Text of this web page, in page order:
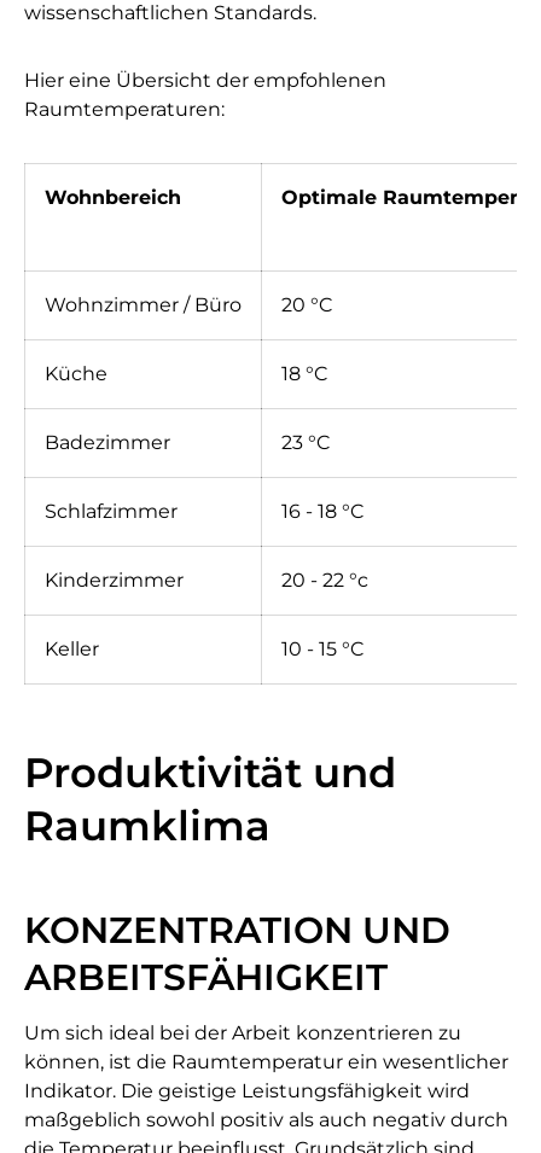
wissenschaftlichen Standards.
Hier eine Übersicht der empfohlenen
Raumtemperaturen:
Wohnbereich Optimale
Wohnzimmer / Büro 20 °C
Küche 18 °C
Badezimmer 23 °C
Schlafzimmer 16 - 18 °C
Kinderzimmer 20 - 22 °c
Keller 10 - 15 °C
Produktivität und
Raumklima
KONZENTRATION UND
ARBEITSFÄHIGKEIT
Um sich ideal bei der Arbeit konzentrieren zu
können, ist die Raumtemperatur ein wesentlicher
Indikator. Die geistige Leistungsfähigkeit wird
maßgeblich sowohl positiv als auch negativ durch